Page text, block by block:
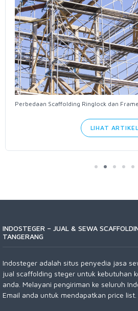
Trik Cara Menyimpan Scaffolding agar
LIHAT ARTIKEL
INDOSTEGER – JUAL & SEWA
TANGERANG
Indosteger adalah situs penyedia jasa
jual scaffolding steger untuk kebutuhan
anda. Melayani pengiriman ke seluruh
Email anda untuk mendapatkan price list.